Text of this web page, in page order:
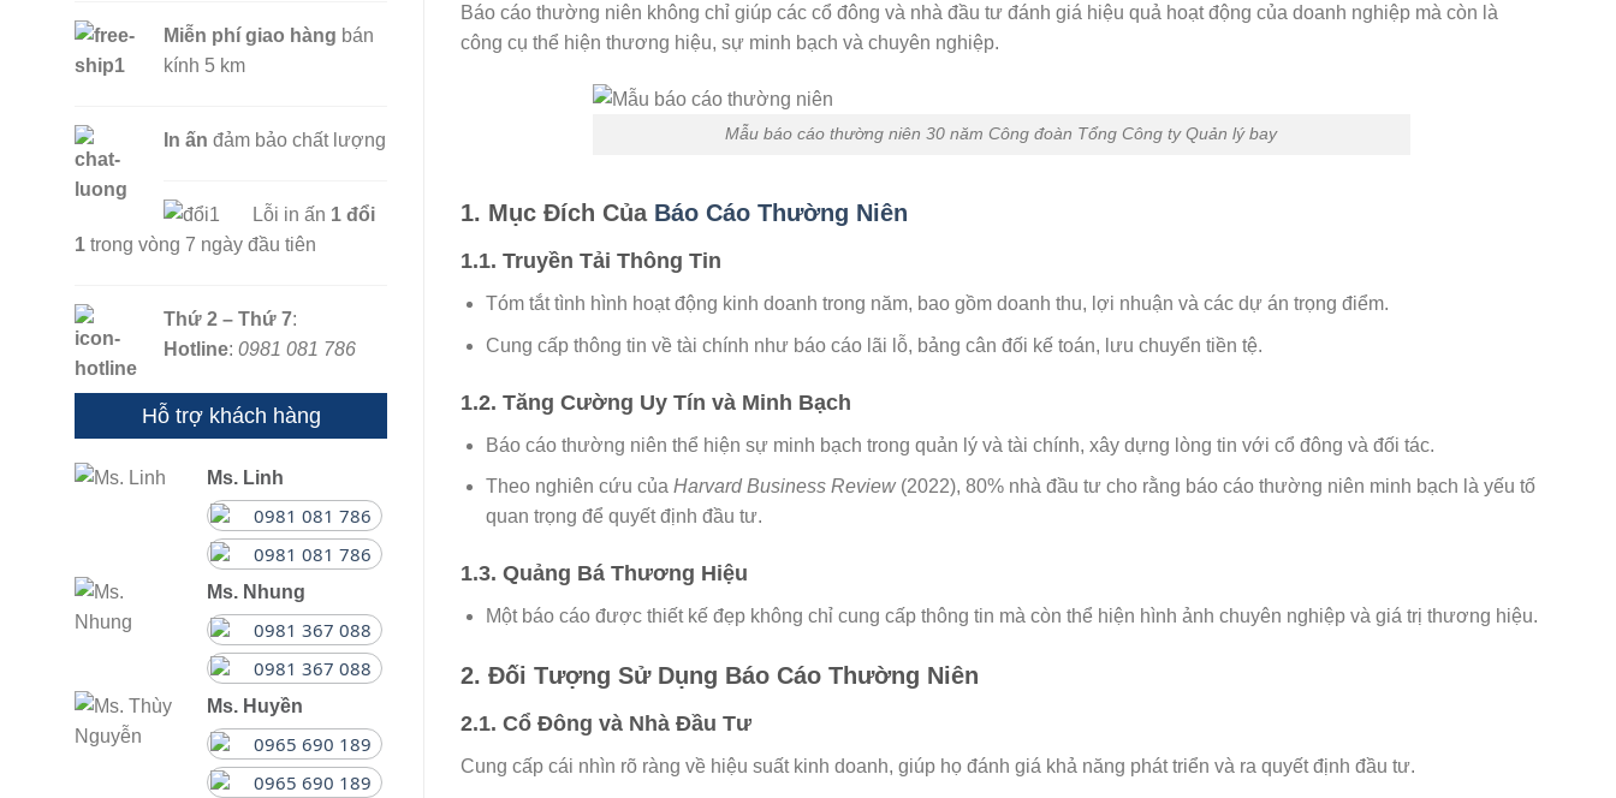
Miễn phí giao hàng bán
kính 5 km
In ấn đảm bảo chất lượng
Lỗi in ấn 1 đổi
1 trong vòng 7 ngày đầu tiên
Thứ 2 – Thứ 7:
Hotline: 0981 081 786
Hỗ trợ khách hàng
Ms. Linh
0981 081 786
0981 081 786
Ms. Nhung
0981 367 088
0981 367 088
Ms. Huyền
0965 690 189
0965 690 189
Báo cáo thường niên không chỉ giúp các cổ đông và nhà đầu tư đánh giá hiệu quả hoạt động của doanh nghiệp mà còn là
công cụ thể hiện thương hiệu, sự minh bạch và chuyên nghiệp.
Mẫu báo cáo thường niên 30 năm Công đoàn Tổng Công ty Quản lý bay
1. Mục Đích Của Báo Cáo Thường Niên
1.1. Truyền Tải Thông Tin
Tóm tắt tình hình hoạt động kinh doanh trong năm, bao gồm doanh thu, lợi nhuận và các dự án trọng điểm.
Cung cấp thông tin về tài chính như báo cáo lãi lỗ, bảng cân đối kế toán, lưu chuyển tiền tệ.
1.2. Tăng Cường Uy Tín và Minh Bạch
Báo cáo thường niên thể hiện sự minh bạch trong quản lý và tài chính, xây dựng lòng tin với cổ đông và đối tác.
Theo nghiên cứu của Harvard Business Review(2022), 80% nhà đầu tư cho rằng báo cáo thường niên minh bạch là yếu tố
quan trọng để quyết định đầu tư.
1.3. Quảng Bá Thương Hiệu
Một báo cáo được thiết kế đẹp không chỉ cung cấp thông tin mà còn thể hiện hình ảnh chuyên nghiệp và giá trị thương hiệu.
2. Đối Tượng Sử Dụng Báo Cáo Thường Niên
2.1. Cổ Đông và Nhà Đầu Tư
Cung cấp cái nhìn rõ ràng về hiệu suất kinh doanh, giúp họ đánh giá khả năng phát triển và ra quyết định đầu tư.